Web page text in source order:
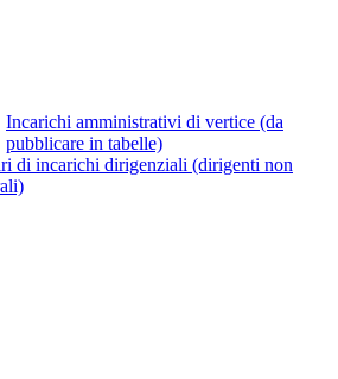
Incarichi amministrativi di vertice (da
pubblicare in tabelle)
di incarichi dirigenziali (dirigenti non